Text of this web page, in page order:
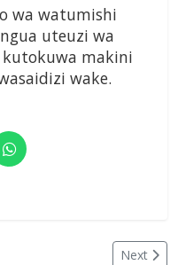
wa watumishi
uteuzi wa
makini
wake.
Next